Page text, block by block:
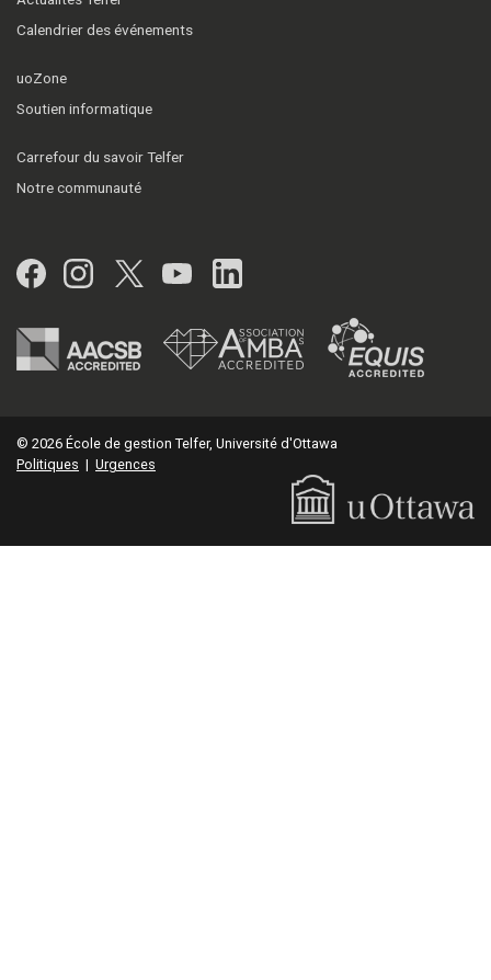
Calendrier des événements
uoZone
Soutien informatique
Carrefour du savoir Telfer
Notre communauté
Facebook
Instagram
Twitter
YouTubeLinkedIn
© 2026 École de gestion Telfer, Université d'Ottawa
Politiques | Urgences